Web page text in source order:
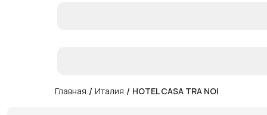
Главная / Италия / HOTEL CASA TRA NOI